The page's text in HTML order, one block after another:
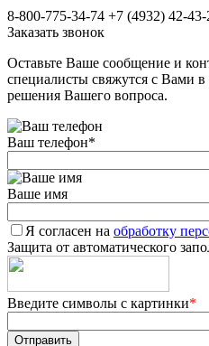
8-800-775-34-74 +7 (4932) 42-43-
Заказать звонок
Оставьте Ваше сообщение и
специалисты свяжутся с Вами
решения Вашего вопроса.
Ваш телефон*
Ваше имя
Я согласен на обработку
Защита от автоматического
Введите символы с картинки*